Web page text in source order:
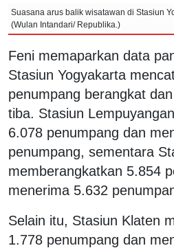
Suasana arus balik wisatawan di Stasiun
(Wulan Intandari/ Republika.)
Feni memaparkan data
Stasiun Yogyakarta
penumpang berangkat
tiba. Stasiun
6.078 penumpang dan
penumpang, sementara
memberangkatkan 5.854
menerima 5.632
Selain itu, Stasiun Klaten
1.778 penumpang dan